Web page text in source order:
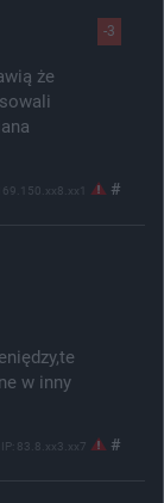
-3
że
#
w inny
IP: 83.8.xx3.xx7 #